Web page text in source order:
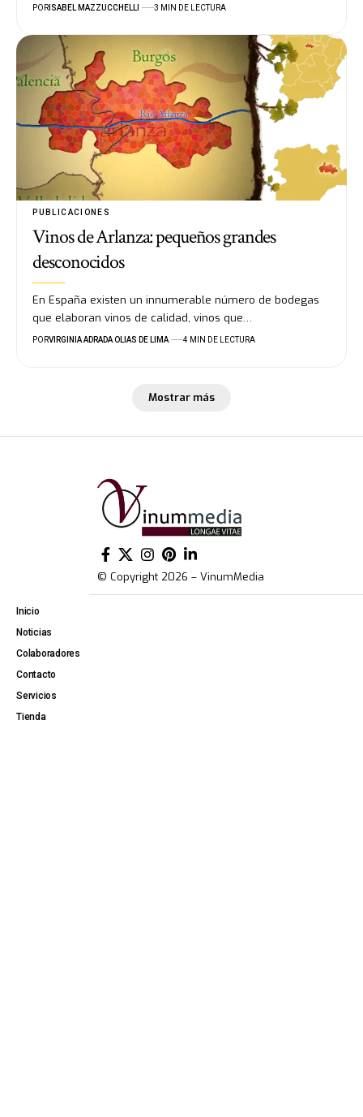
POR ISABEL MAZZUCCHELLI 3 MIN DE LECTURA
PUBLICACIONES
Vinos de Arlanza: pequeños grandes
desconocidos
En España existen un innumerable número de bodegas
que elaboran vinos de calidad, vinos que…
PORVIRGINIA ADRADA OLIAS DE LIMA 4 MIN DE LECTURA
Mostrar más
© Copyright 2026 – VinumMedia
Inicio
Noticias
Colaboradores
Contacto
Servicios
Tienda